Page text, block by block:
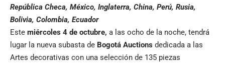
República Checa, México, Inglaterra, China, Perú, Rusia,
Bolivia, Colombia, Ecuador
Este miércoles 4 de octubre, a las ocho de la noche, tendrá
lugar la nueva subasta de Bogotá Auctions dedicada a las
Artes decorativas con una selección de 135 piezas